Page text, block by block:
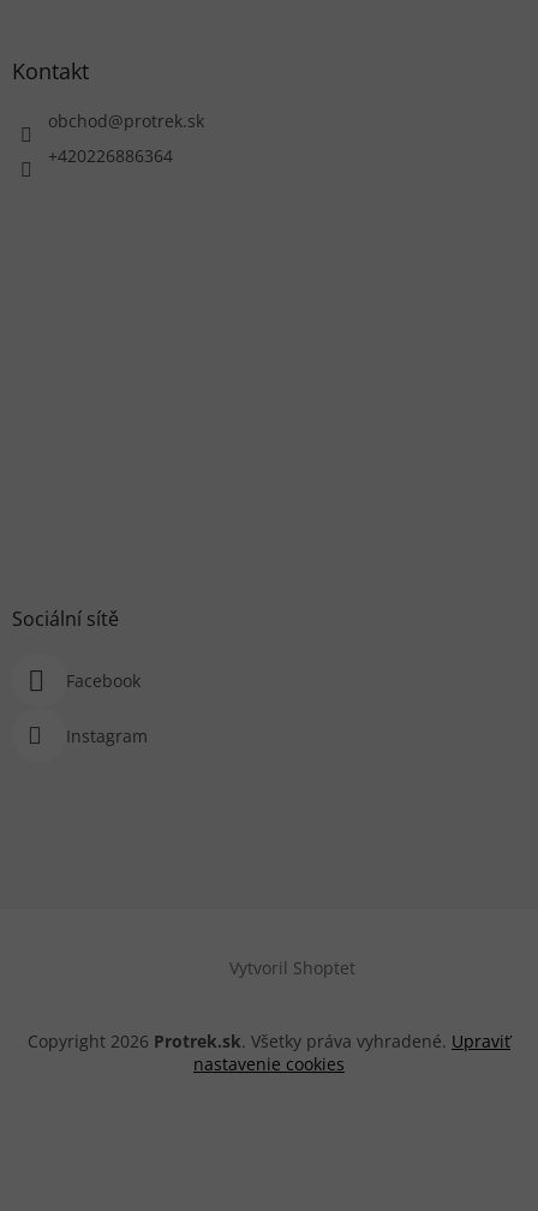
Kontakt
obchod@protrek.sk
+420226886364
Sociální sítě
Facebook
Instagram
Vytvoril Shoptet
Copyright 2026 Protrek.sk. Všetky práva vyhradené. Upraviť
nastavenie cookies